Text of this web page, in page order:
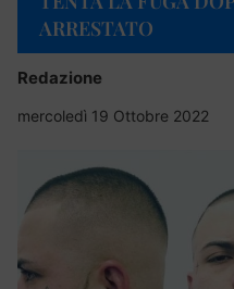
ARRESTATO
Redazione
mercoledì 19 Ottobre 2022